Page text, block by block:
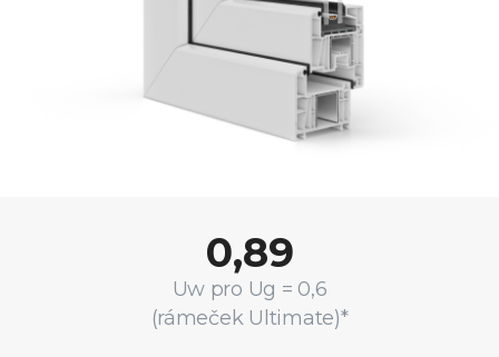
0,89
Uw pro Ug = 0,6
(rámeček Ultimate)*